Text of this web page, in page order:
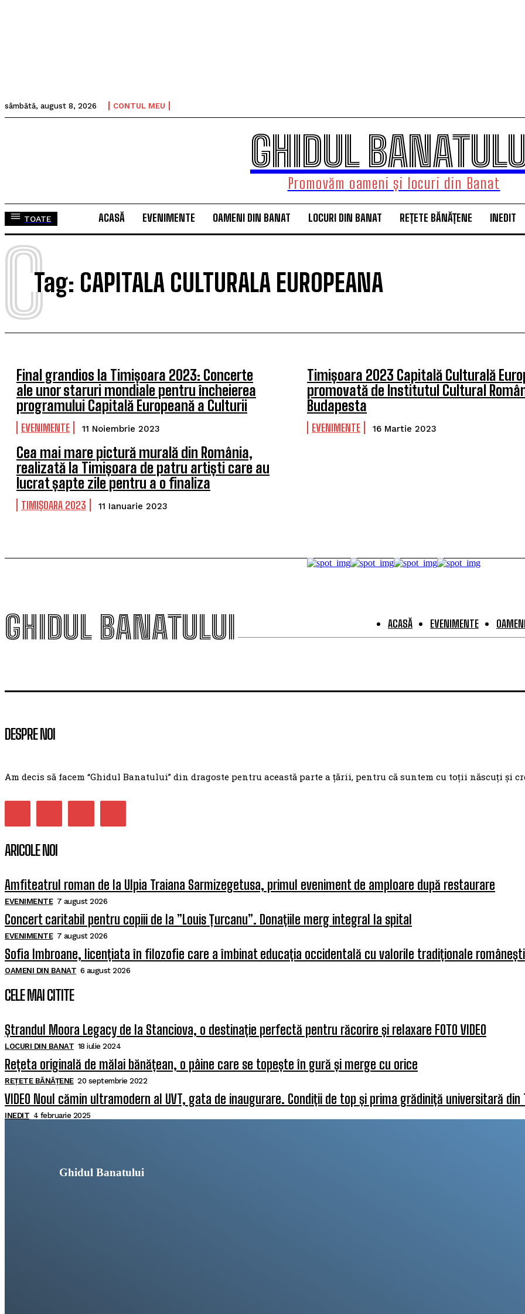
sâmbătă, august 8, 2026 CONTUL MEU
GHIDUL
Promovăm oameni și locuri din Banat
TOATE ACASĂ EVENIMENTE OAMENI DIN BANAT LOCURI DIN BANAT REȚETE BĂNĂȚENE INEDIT
Tag: CAPITALA CULTURALA EUROPEANA
C
Final grandios la Timișoara 2023: Concerte
ale unor staruri mondiale pentru încheierea
programului Capitală Europeană a Culturii
EVENIMENTE 11 Noiembrie 2023
Timișoara 2023 Capitală Culturală
promovată de Institutul Cultural
Budapesta
EVENIMENTE 16 Martie 2023
Cea mai mare pictură murală din România,
realizată la Timișoara de patru artiști care au
lucrat șapte zile pentru a o finaliza
TIMIȘOARA 2023 11 Ianuarie 2023
GHIDUL BANATULUI ACASĂ EVENIMENTE
DESPRE NOI
Am decis să facem “Ghidul Banatului” din dragoste pentru această parte a țării, pentru că suntem cu toții născuți și
ARICOLE NOI
Amfiteatrul roman de la Ulpia Traiana Sarmizegetusa, primul eveniment de amploare după restaurare
EVENIMENTE 7 august 2026
Concert caritabil pentru copiii de la ”Louis Țurcanu”. Donațiile merg integral la spital
EVENIMENTE 7 august 2026
Sofia Imbroane, licențiata în filozofie care a îmbinat educația occidentală cu valorile tradiționale românești
OAMENI DIN BANAT 6 august 2026
CELE MAI CITITE
Ștrandul Moora Legacy de la Stanciova, o destinație perfectă pentru răcorire și relaxare FOTO VIDEO
LOCURI DIN BANAT 18 iulie 2024
Rețeta originală de mălai bănățean, o pâine care se topește în gură și merge cu orice
REȚETE BĂNĂȚENE 20 septembrie 2022
VIDEO Noul cămin ultramodern al UVT, gata de inaugurare. Condiții de top și prima grădiniță universitară din
INEDIT 4 februarie 2025
Ghidul Banatului